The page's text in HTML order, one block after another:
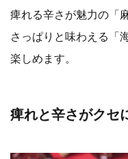
痺れる辛さが魅力の「
さっぱりと味わえる「
楽しめます。
痺れと辛さがクセ